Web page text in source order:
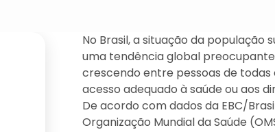
No Brasil, a situação da população
uma tendência global
crescendo entre pessoas de todas
acesso adequado à saúde ou aos
De acordo com dados da EBC/
Organização Mundial da Saúde